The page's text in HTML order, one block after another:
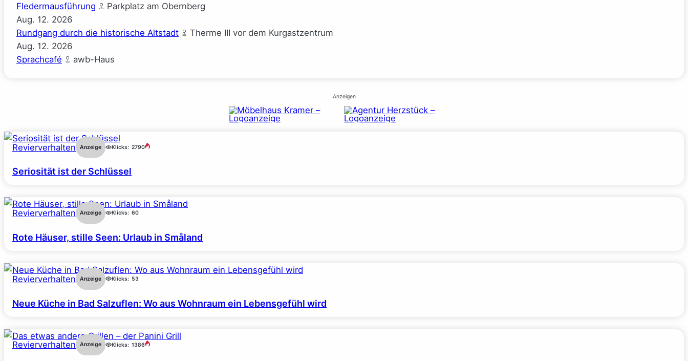
Fledermausführung
Parkplatz am Obernberg
Aug. 12. 2026
Rundgang durch die historische Altstadt
Therme III vor dem Kurgastzentrum
Aug. 12. 2026
Sprachcafé
awb-Haus
Anzeigen
Revierverhalten Anzeige Klicks: 2790
Seriosität ist der Schlüssel
Revierverhalten Anzeige Klicks: 60
Rote Häuser, stille Seen: Urlaub in Småland
Revierverhalten Anzeige Klicks: 53
Neue Küche in Bad Salzuflen: Wo aus Wohnraum ein Lebensgefühl wird
Revierverhalten Anzeige Klicks: 1386